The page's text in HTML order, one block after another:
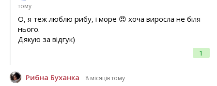
тому
1
О, я теж люблю рибу, і море 😍 хоча виросла не біля
нього.
Дякую за відгук)
Рибна Буханка 8 місяців тому